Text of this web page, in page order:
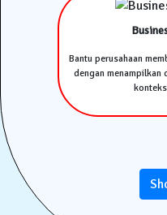
Bantu perusahaan
dengan menampilkan